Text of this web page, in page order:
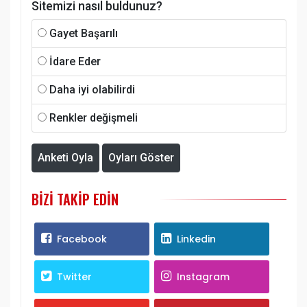
Sitemizi nasıl buldunuz?
Gayet Başarılı
İdare Eder
Daha iyi olabilirdi
Renkler değişmeli
Anketi Oyla Oyları Göster
BIZI TAKIP EDIN
Facebook Linkedin
Twitter Instagram